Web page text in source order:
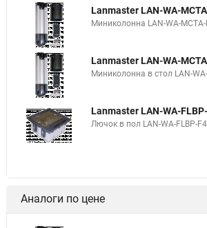
Lanmaster LAN-WA-
Миниколонна LAN-WA-
Lanmaster LAN-WA-
Миниколонна в стол LAN-
Lanmaster LAN-WA-
Лючок в пол LAN-WA-FLBP-
Аналоги по цене